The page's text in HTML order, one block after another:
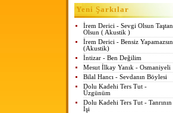
Yeni Şarkılar
İrem Derici - Sevgi Olsun Taştan
Olsun ( Akustik )
İrem Derici - Bensiz Yapamazsın
(Akustik)
İntizar - Ben Değilim
Mesut İlkay Yanık - Osmaniyeli
Bilal Hancı - Sevdanın Böylesi
Dolu Kadehi Ters Tut -
Üzgünüm
Dolu Kadehi Ters Tut - Tanrının
İşi